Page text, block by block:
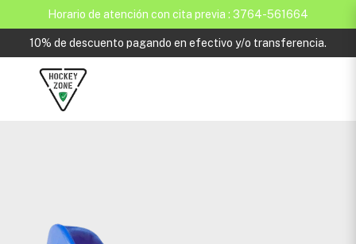
Horario de atención con cita previa : 3764-561664
10% de descuento pagando en efectivo y/o transferencia.